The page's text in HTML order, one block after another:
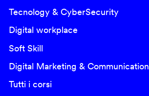
Tecnology & CyberSecurity
Digital workplace
Soft Skill
Digital Marketing & Communication
Tutti i corsi